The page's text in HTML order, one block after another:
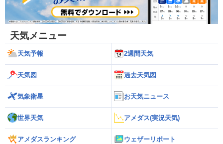
天気メニュー
天気予報 2週間天気
天気図 過去天気図
気象衛星 お天気ニュース
世界天気 アメダス(実況天気)
アメダスランキング ウェザーリポート